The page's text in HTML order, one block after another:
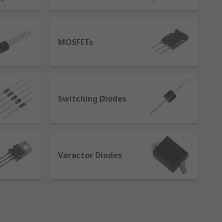
them
signals
MOSFETs
Switching Diodes
Varactor Diodes